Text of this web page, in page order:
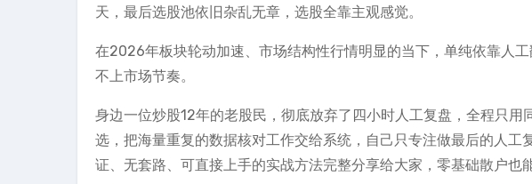
天，最后选股池依旧杂乱无章，选股全靠主观感觉。
在2026年板块轮动加速、市场结构性行情明显的当下，单纯依靠人
不上市场节奏。
身边一位炒股12年的老股民，彻底放弃了四小时人工复盘，全程只
选，把海量重复的数据核对工作交给系统，自己只专注做最后的人工
证、无套路、可直接上手的实战方法完整分享给大家，零基础散户也